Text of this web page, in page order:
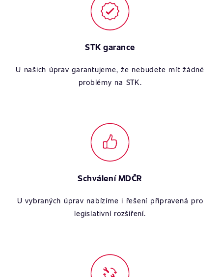
STK garance
U našich úprav garantujeme, že nebudete mít žádné
problémy na STK.
Schválení MDČR
U vybraných úprav nabízíme i řešení připravená pro
legislativní rozšíření.